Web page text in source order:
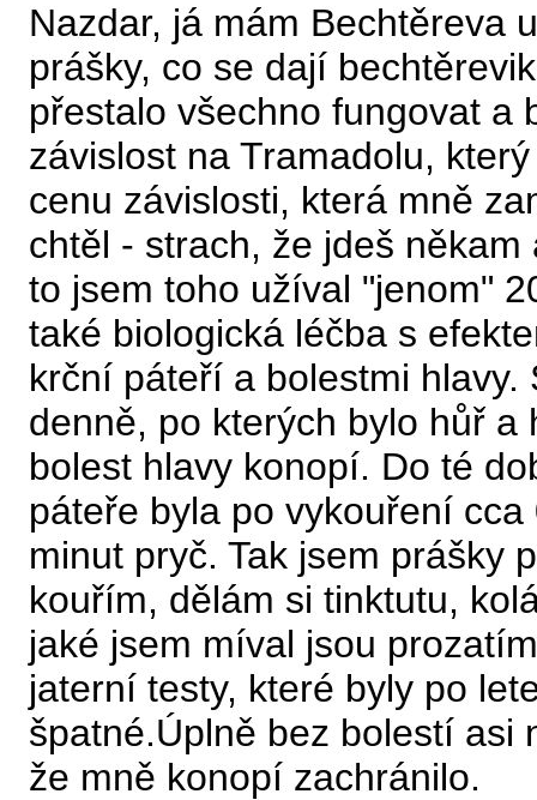
Nazdar, já mám Bechtěreva
prášky, co se dají
přestalo všechno fungovat a
závislost na Tramadolu,
cenu závislosti, která mně
chtěl - strach, že jdeš
to jsem toho užíval "jenom"
také biologická léčba s
krční páteří a bolestmi
denně, po kterých bylo hůř
bolest hlavy konopí. Do té
páteře byla po vykouření
minut pryč. Tak jsem prášky
kouřím, dělám si tinktutu,
jaké jsem míval jsou
jaterní testy, které byly po
špatné.Úplně bez bolestí asi
že mně konopí zachránilo.